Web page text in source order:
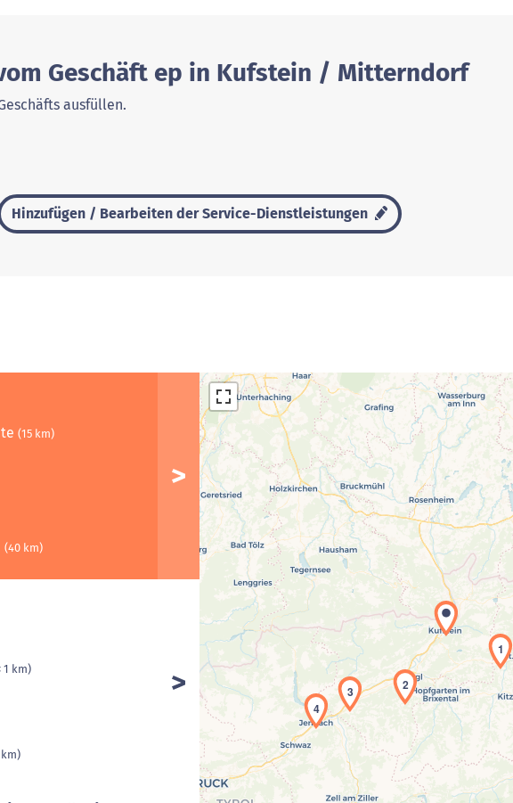
Geschäft ep in Kufstein / Mitterndorf
ausfüllen.
Hinzufügen / Bearbeiten der Service-Dienstleistungen
(15 km)
(40 km)
1 km)
km)
Laden der Karte...
1
2
3
4